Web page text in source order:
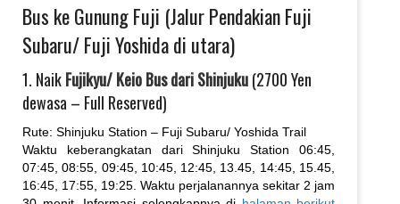
Bus ke Gunung Fuji (Jalur Pendakian Fuji
Subaru/ Fuji Yoshida di utara)
1. NaikFujikyu/ Keio Bus dari Shinjuku(2700 Yen
dewasa – Full Reserved)
Rute: Shinjuku Station – Fuji Subaru/ Yoshida Trail
Waktu keberangkatan dari Shinjuku Station 06:45,
07:45, 08:55, 09:45, 10:45, 12:45, 13.45, 14:45, 15.45,
16:45, 17:55, 19:25. Waktu perjalanannya sekitar 2 jam